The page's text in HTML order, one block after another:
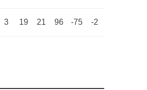
3 19 21 96 -75 -2